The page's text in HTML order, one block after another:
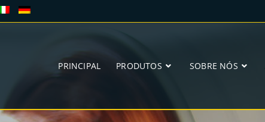
PRINCIPAL PRODUTOS SOBRE NÓS